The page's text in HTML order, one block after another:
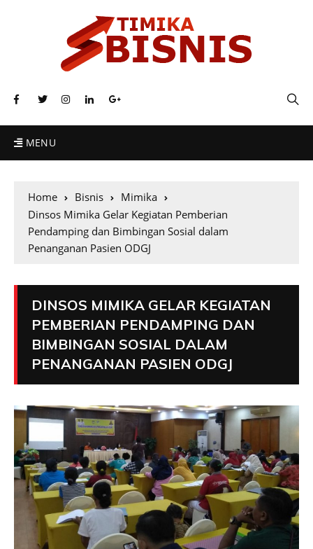
MENU
Home Bisnis
Mimika
Dinsos Mimika Gelar Kegiatan Pemberian
Pendamping dan Bimbingan Sosial dalam
Penanganan Pasien ODGJ
DINSOS MIMIKA GELAR KEGIATAN
PEMBERIAN PENDAMPING DAN
BIMBINGAN SOSIAL DALAM
PENANGANAN PASIEN ODGJ